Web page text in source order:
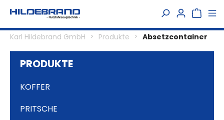
springen
Karl Hildebrand GmbH Produkte Absetzcontainer
PRODUKTE
KOFFER
PRITSCHE